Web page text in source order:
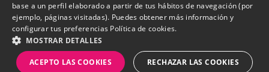
base a un perfil elaborado a partir de tus hábitos de navegación (por
ejemplo, páginas visitadas). Puedes obtener más información y
configurar tus preferencias Política de cookies.
MOSTRAR DETALLES
ACEPTO LAS COOKIES RECHAZAR LAS COOKIES